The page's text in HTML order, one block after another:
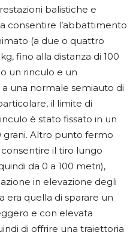
balistiche e
consentire l’abbattimento
(a due o quattro
fino alla distanza di 100
un rinculo e un
una normale semiauto di
il limite di
è stato fissato in un
grani. Altro punto fermo
il tiro lungo
da 0 a 100 metri),
in elevazione degli
era quella di sparare un
e con elevata
di offrire una traiettoria